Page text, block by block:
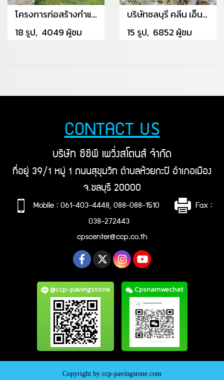
โครงการก่อสร้างกำแพงกันดินคลองห้วงมะไฟ อ.ท่าใหม่ จ.จันทบุรี
18 รูป, 4049 ผู้ชม
บริษัทชลบุรี คลีน เอ็นเนอร์ยี จำกัด
15 รูป, 6852 ผู้ชม
CONTACT US
บริษัท ซีซีพี เพวิ่งสโตนส์ จำกัด
ที่อยู่ 39/1 หมู่ 1 ถนนสุขุมวิท ตำบลห้วยกะปิ อำเภอเมือง
จ.ชลบุรี 20000
Mobile : 061-403-4448, 088-088-1510 Fax :
038-272443
cpscenter@ccp.co.th
@ccp-pavingstone Cpsnamwechat
Copyright by ccp-pavingstone.com